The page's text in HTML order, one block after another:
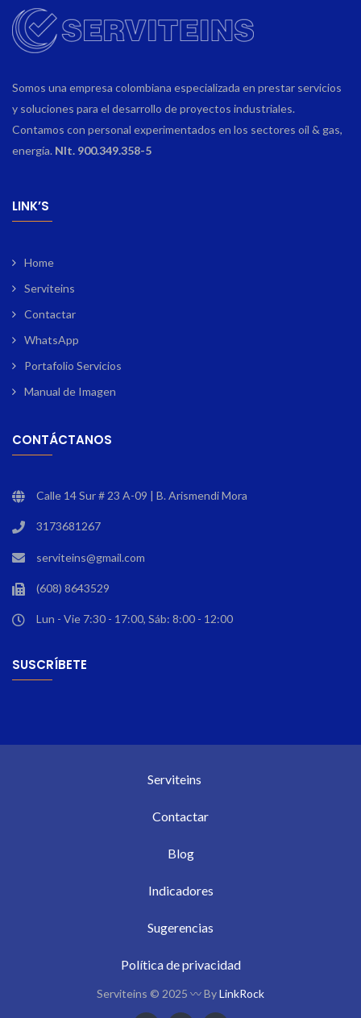
Somos una empresa colombiana especializada en prestar servicios
y soluciones para el desarrollo de proyectos industriales.
Contamos con personal experimentados en los sectores oíl & gas,
energía. NIt. 900.349.358-5
LINK’S
Home
Serviteins
Contactar
WhatsApp
Portafolio Servicios
Manual de Imagen
CONTÁCTANOS
Calle 14 Sur # 23 A-09 | B. Arismendi Mora
3173681267
serviteins@gmail.com
(608) 8643529
Lun - Vie 7:30 - 17:00, Sáb: 8:00 - 12:00
SUSCRÍBETE
Serviteins
Contactar
Blog
Indicadores
Sugerencias
Política de privacidad
Serviteins © 2025 〰 ByLinkRock